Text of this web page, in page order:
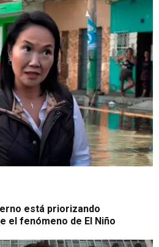
está priorizando
el fenómeno de El Niño